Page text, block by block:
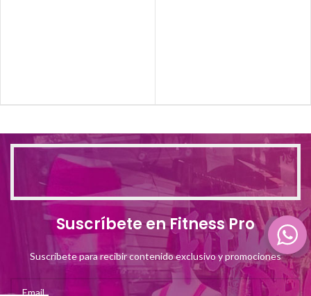
Suscríbete en Fitness Pro
Suscríbete para recibir contenido exclusivo y promociones